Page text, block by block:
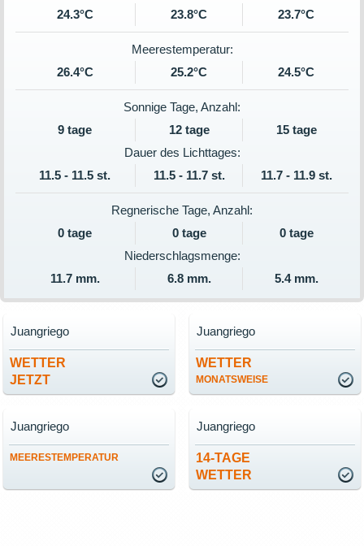
24.3°C
23.8°C 23.7°C
Meerestemperatur:
26.4°C
25.2°C 24.5°C
Sonnige Tage, Anzahl:
9 tage
12 tage
15 tage
Dauer des Lichttages:
11.5 - 11.5 st.
11.5 - 11.7 st. 11.7 - 11.9 st.
Regnerische Tage, Anzahl:
0 tage
0 tage
0 tage
Niederschlagsmenge:
11.7 mm.
6.8 mm. 5.4 mm.
WETTER
JETZT
Juangriego
WETTER
MONATSWEISE
Juangriego
MEERESTEMPERATUR
Juangriego
14-TAGE
WETTER
Juangriego